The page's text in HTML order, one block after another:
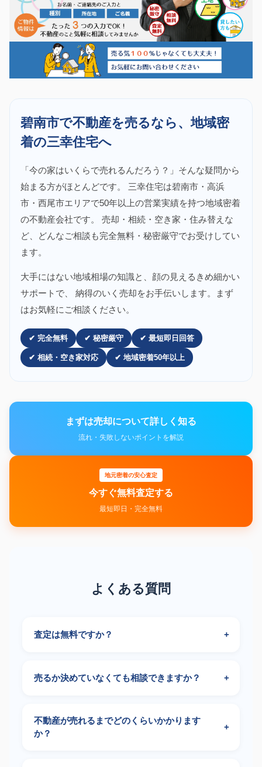
碧南市で不動産を売るなら、地域密
着の三幸住宅へ
「今の家はいくらで売れるんだろう？」そんな疑問から
始まる方がほとんどです。 三幸住宅は碧南市・高浜
市・西尾市エリアで50年以上の営業実績を持つ地域密着
の不動産会社です。 売却・相続・空き家・住み替えな
ど、どんなご相談も完全無料・秘密厳守でお受けしてい
ます。
大手にはない地域相場の知識と、顔の見えるきめ細かい
サポートで、 納得のいく売却をお手伝いします。まず
はお気軽にご相談ください。
✔ 完全無料 ✔ 秘密厳守 ✔ 最短即日回答
✔ 相続・空き家対応 ✔ 地域密着50年以上
まずは売却について詳しく知る
流れ・失敗しないポイントを解説
地元密着の安心査定
今すぐ無料査定する
最短即日・完全無料
よくある質問
査定は無料ですか？
売るか決めていなくても相談できますか？
不動産が売れるまでどのくらいかかります
か？